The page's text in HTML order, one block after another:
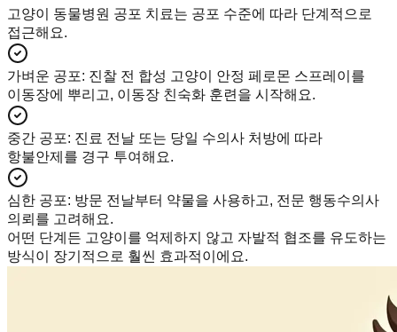
고양이 동물병원 공포 치료는 공포 수준에 따라 단계적으로
접근해요.
가벼운 공포: 진찰 전 합성 고양이 안정 페로몬 스프레이를
이동장에 뿌리고, 이동장 친숙화 훈련을 시작해요.
중간 공포: 진료 전날 또는 당일 수의사 처방에 따라
항불안제를 경구 투여해요.
심한 공포: 방문 전날부터 약물을 사용하고, 전문 행동수의사
의뢰를 고려해요.
어떤 단계든 고양이를 억제하지 않고 자발적 협조를 유도하는
방식이 장기적으로 훨씬 효과적이에요.